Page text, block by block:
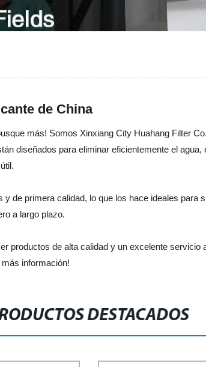
de China
más! Somos Xinxiang City Huahang Filter
diseñados para eliminar eficientemente el
de primera calidad, lo que los hace ideales para
a largo plazo.
productos de alta calidad y un excelente
información!
DESTACADOS